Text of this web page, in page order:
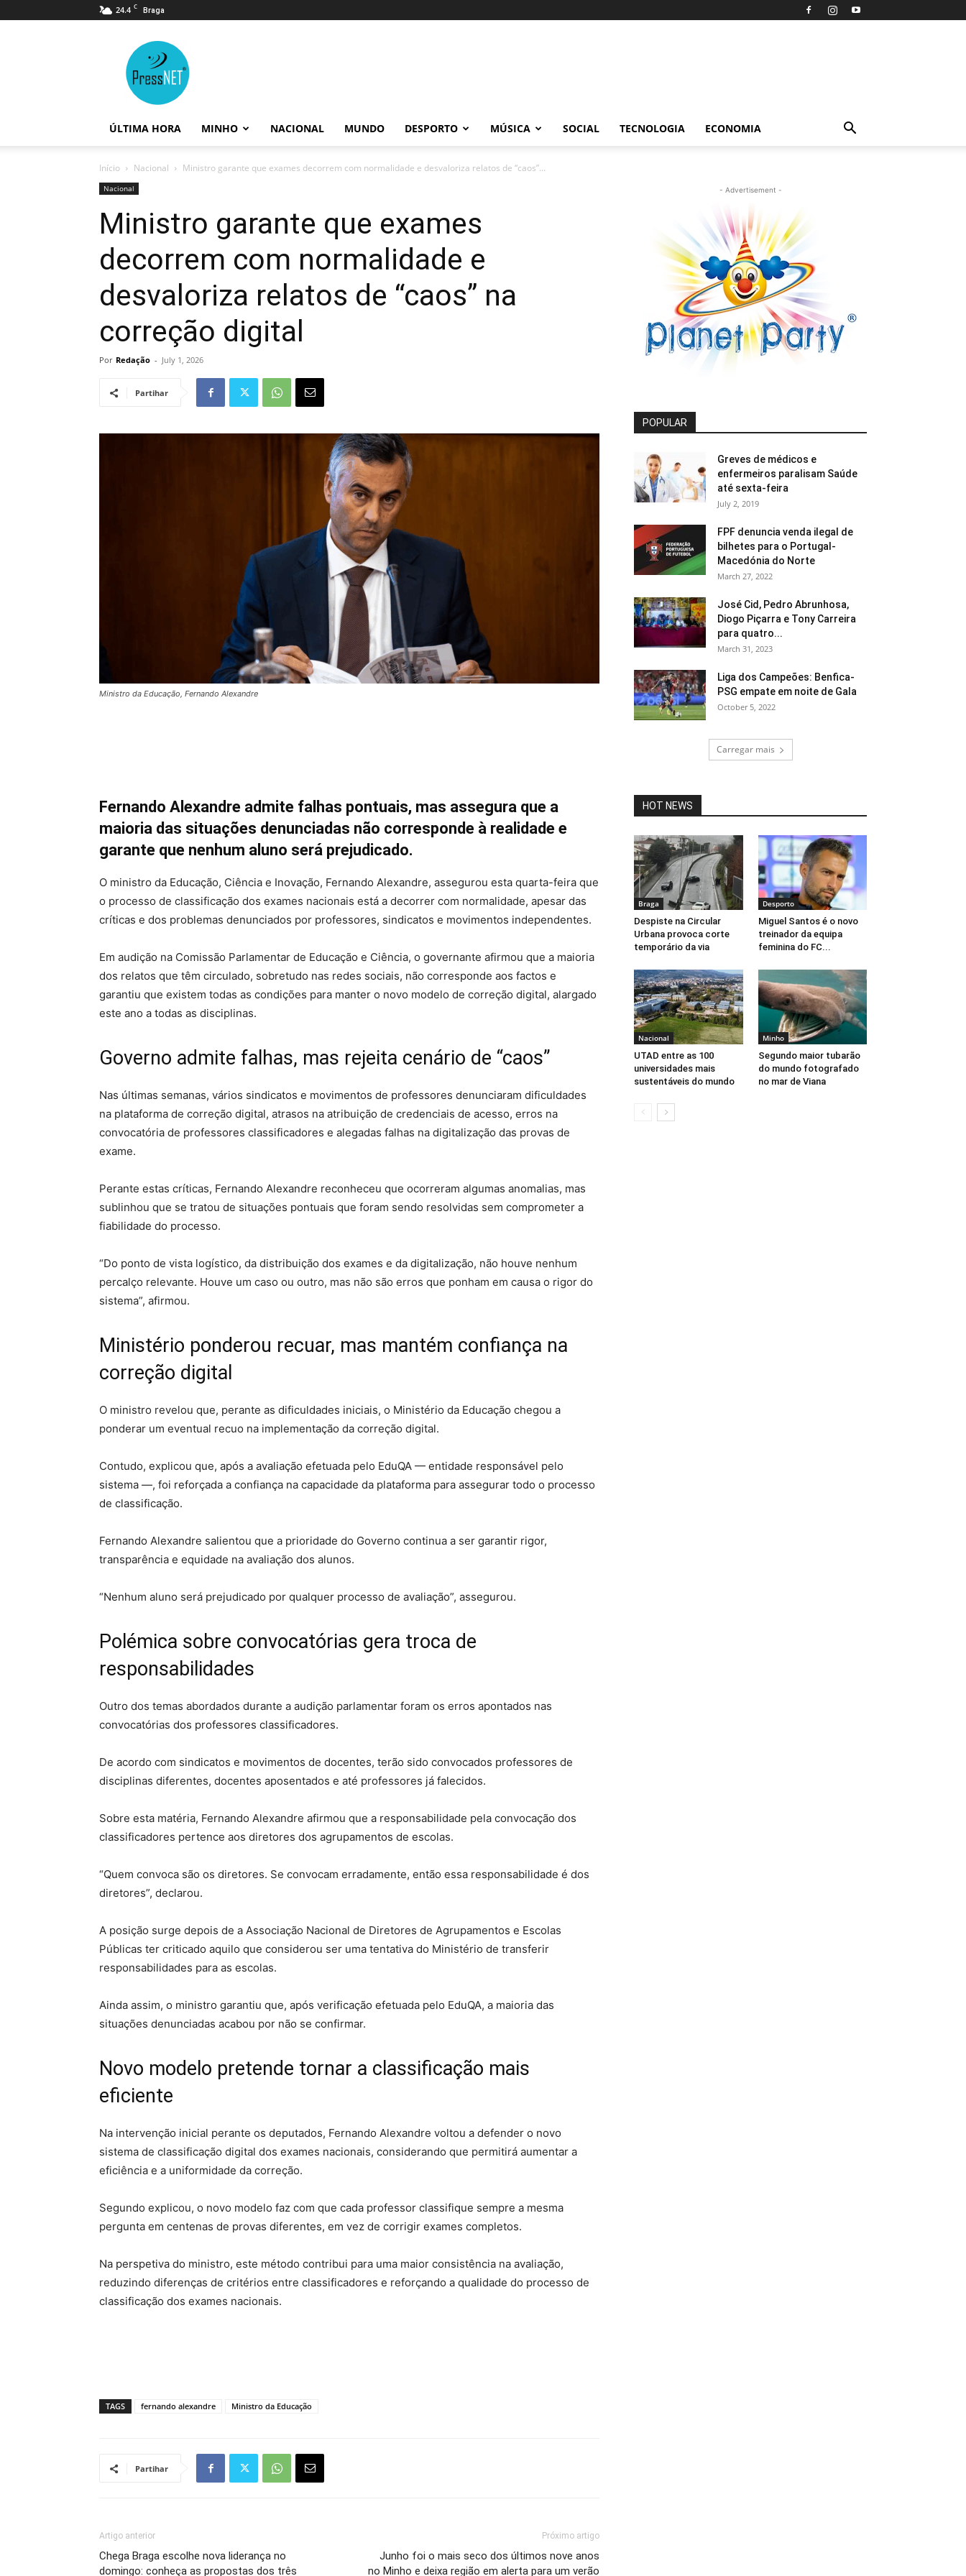
24.4 C Braga
ÚLTIMA HORA MINHO NACIONAL MUNDO DESPORTO MÚSICA SOCIAL TECNOLOGIA ECONOMIA
Início Nacional Ministro garante que exames decorrem com normalidade e desvaloriza relatos de “caos”...
Nacional
Ministro garante que exames
decorrem com normalidade e
desvaloriza relatos de “caos” na
correção digital
Por Redação - July 1, 2026
Partihar
Ministro da Educação, Fernando Alexandre
Fernando Alexandre admite falhas pontuais, mas assegura que a
maioria das situações denunciadas não corresponde à realidade e
garante que nenhum aluno será prejudicado.
O ministro da Educação, Ciência e Inovação, Fernando Alexandre, assegurou esta quarta-feira que
o processo de classificação dos exames nacionais está a decorrer com normalidade, apesar das
críticas e dos problemas denunciados por professores, sindicatos e movimentos independentes.
Em audição na Comissão Parlamentar de Educação e Ciência, o governante afirmou que a maioria
dos relatos que têm circulado, sobretudo nas redes sociais, não corresponde aos factos e
garantiu que existem todas as condições para manter o novo modelo de correção digital, alargado
este ano a todas as disciplinas.
Governo admite falhas, mas rejeita cenário de “caos”
Nas últimas semanas, vários sindicatos e movimentos de professores denunciaram dificuldades
na plataforma de correção digital, atrasos na atribuição de credenciais de acesso, erros na
convocatória de professores classificadores e alegadas falhas na digitalização das provas de
exame.
Perante estas críticas, Fernando Alexandre reconheceu que ocorreram algumas anomalias, mas
sublinhou que se tratou de situações pontuais que foram sendo resolvidas sem comprometer a
fiabilidade do processo.
“Do ponto de vista logístico, da distribuição dos exames e da digitalização, não houve nenhum
percalço relevante. Houve um caso ou outro, mas não são erros que ponham em causa o rigor do
sistema”, afirmou.
Ministério ponderou recuar, mas mantém confiança na
correção digital
O ministro revelou que, perante as dificuldades iniciais, o Ministério da Educação chegou a
ponderar um eventual recuo na implementação da correção digital.
Contudo, explicou que, após a avaliação efetuada pelo EduQA — entidade responsável pelo
sistema —, foi reforçada a confiança na capacidade da plataforma para assegurar todo o processo
de classificação.
Fernando Alexandre salientou que a prioridade do Governo continua a ser garantir rigor,
transparência e equidade na avaliação dos alunos.
“Nenhum aluno será prejudicado por qualquer processo de avaliação”, assegurou.
Polémica sobre convocatórias gera troca de
responsabilidades
Outro dos temas abordados durante a audição parlamentar foram os erros apontados nas
convocatórias dos professores classificadores.
De acordo com sindicatos e movimentos de docentes, terão sido convocados professores de
disciplinas diferentes, docentes aposentados e até professores já falecidos.
Sobre esta matéria, Fernando Alexandre afirmou que a responsabilidade pela convocação dos
classificadores pertence aos diretores dos agrupamentos de escolas.
“Quem convoca são os diretores. Se convocam erradamente, então essa responsabilidade é dos
diretores”, declarou.
A posição surge depois de a Associação Nacional de Diretores de Agrupamentos e Escolas
Públicas ter criticado aquilo que considerou ser uma tentativa do Ministério de transferir
responsabilidades para as escolas.
Ainda assim, o ministro garantiu que, após verificação efetuada pelo EduQA, a maioria das
situações denunciadas acabou por não se confirmar.
Novo modelo pretende tornar a classificação mais
eficiente
Na intervenção inicial perante os deputados, Fernando Alexandre voltou a defender o novo
sistema de classificação digital dos exames nacionais, considerando que permitirá aumentar a
eficiência e a uniformidade da correção.
Segundo explicou, o novo modelo faz com que cada professor classifique sempre a mesma
pergunta em centenas de provas diferentes, em vez de corrigir exames completos.
Na perspetiva do ministro, este método contribui para uma maior consistência na avaliação,
reduzindo diferenças de critérios entre classificadores e reforçando a qualidade do processo de
classificação dos exames nacionais.
TAGS fernando alexandre Ministro da Educação
Partihar
Artigo anterior
Chega Braga escolhe nova liderança no
domingo: conheça as propostas dos três
Próximo artigo
Junho foi o mais seco dos últimos nove anos
no Minho e deixa região em alerta para um verão
- Advertisement -
POPULAR
Greves de médicos e
enfermeiros paralisam Saúde
até sexta-feira
July 2, 2019
FPF denuncia venda ilegal de
bilhetes para o Portugal-
Macedónia do Norte
March 27, 2022
José Cid, Pedro Abrunhosa,
Diogo Piçarra e Tony Carreira
para quatro...
March 31, 2023
Liga dos Campeões: Benfica-
PSG empate em noite de Gala
October 5, 2022
Carregar mais
HOT NEWS
Braga
Despiste na Circular
Urbana provoca corte
temporário da via
Desporto
Miguel Santos é o novo
treinador da equipa
feminina do FC...
Nacional
UTAD entre as 100
universidades mais
sustentáveis do mundo
Minho
Segundo maior tubarão
do mundo fotografado
no mar de Viana